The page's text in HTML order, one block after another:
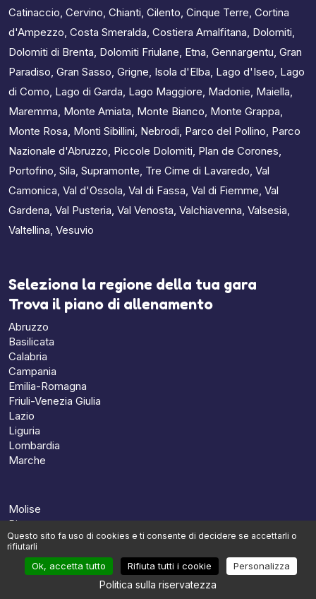
Catinaccio, Cervino, Chianti, Cilento, Cinque Terre, Cortina
d'Ampezzo, Costa Smeralda, Costiera Amalfitana, Dolomiti,
Dolomiti di Brenta, Dolomiti Friulane, Etna, Gennargentu, Gran
Paradiso, Gran Sasso, Grigne, Isola d'Elba, Lago d'Iseo, Lago
di Como, Lago di Garda, Lago Maggiore, Madonie, Maiella,
Maremma, Monte Amiata, Monte Bianco, Monte Grappa,
Monte Rosa, Monti Sibillini, Nebrodi, Parco del Pollino, Parco
Nazionale d'Abruzzo, Piccole Dolomiti, Plan de Corones,
Portofino, Sila, Supramonte, Tre Cime di Lavaredo, Val
Camonica, Val d'Ossola, Val di Fassa, Val di Fiemme, Val
Gardena, Val Pusteria, Val Venosta, Valchiavenna, Valsesia,
Valtellina, Vesuvio
Seleziona la regione della tua gara
Trova il piano di allenamento
Abruzzo
Basilicata
Calabria
Campania
Emilia-Romagna
Friuli-Venezia Giulia
Lazio
Liguria
Lombardia
Marche
Molise
Piemonte
Puglia
Sardegna
Sicilia
Questo sito fa uso di cookies e ti consente di decidere se accettarli o
rifiutarli
Ok, accetta tutto Rifiuta tutti i cookie Personalizza
Politica sulla riservatezza